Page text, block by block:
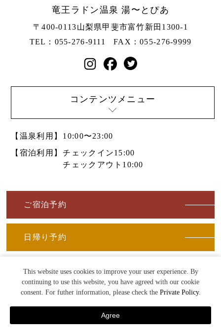
竜王ラドン温泉 湯〜とぴあ
〒400-0113山梨県甲斐市富竹新田1300-1
TEL：055-276-9111
FAX：055-276-9999
コンテンツメニュー
【温泉利用】
10:00〜23:00
【宿泊利用】 チェックイン15:00
チェックアウト10:00
ご宿泊予約
日帰り予約
宿泊メンバー登録
会員ログイン
多くのお客様へ
健康の喜びをお届けする
TEL 宿泊予約 日帰り予約 MENU
This website uses cookies to improve your user experience. By
continuing to use this website, you have agreed with our cookie
consent. For futher information, please check the Private Policy.
Agree